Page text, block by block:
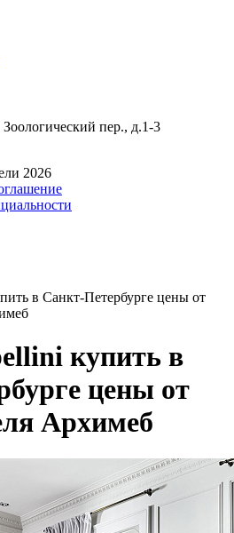
пер., д.1-3
2026
в Санкт-Петербурге цены от
купить в
цены от
Архимеб